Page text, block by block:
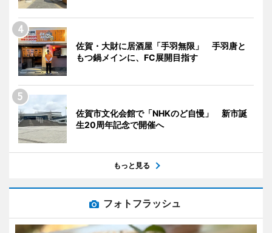
佐賀・大財に居酒屋「手羽無限」 手羽唐と
もつ鍋メインに、FC展開目指す
佐賀市文化会館で「NHKのど自慢」 新市誕
生20周年記念で開催へ
もっと見る
フォトフラッシュ